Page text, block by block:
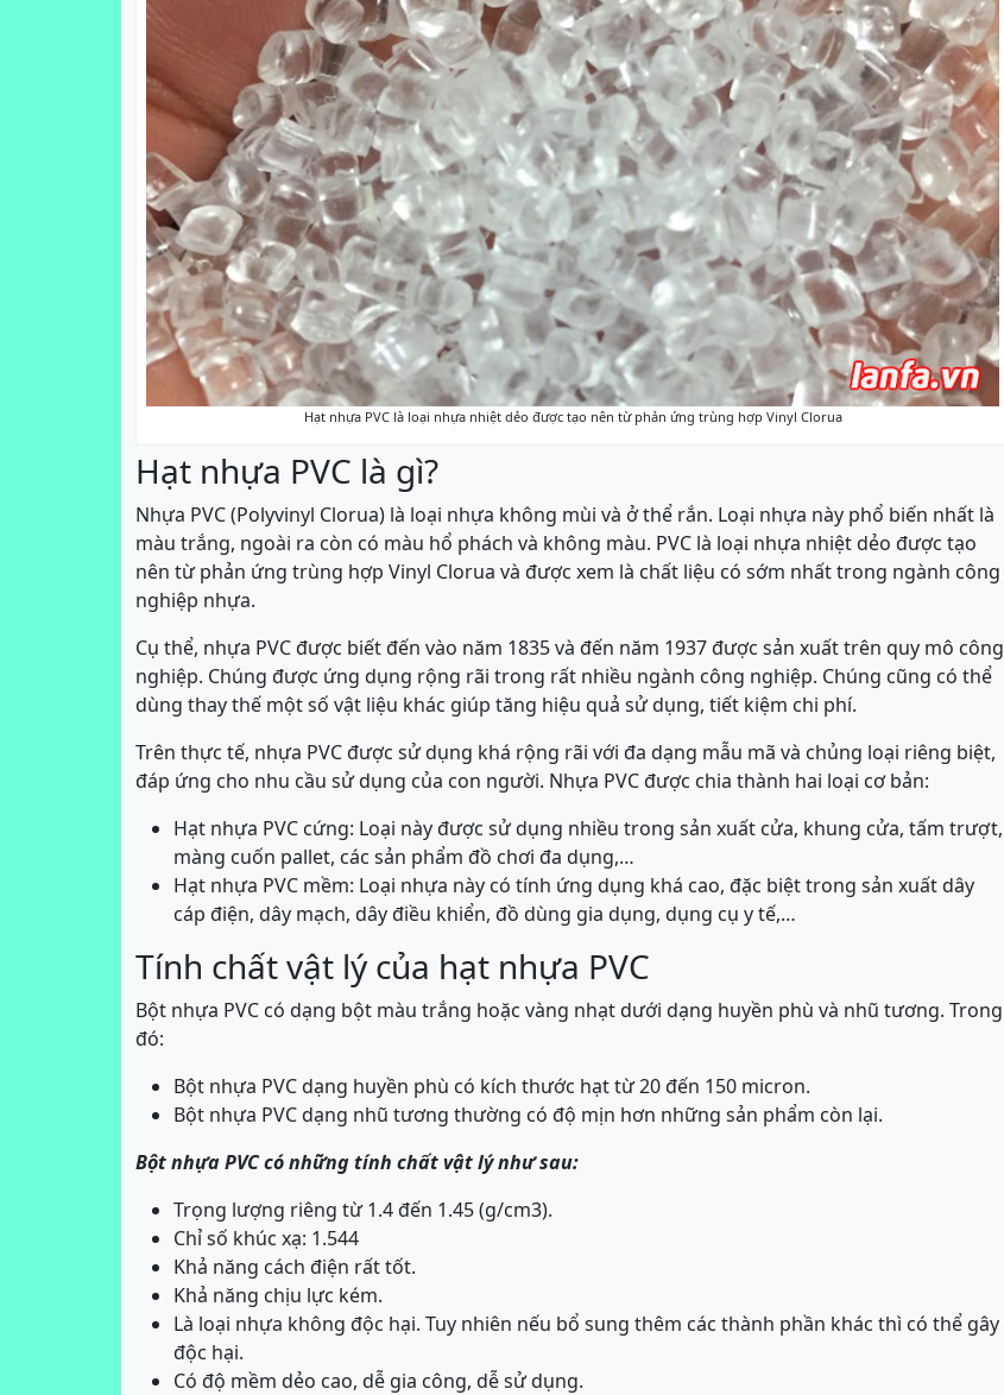
Hạt nhựa PVC là loại nhựa nhiệt dẻo được tạo nên từ phản ứng trùng hợp Vinyl Clorua
Hạt nhựa PVC là gì?
Nhựa PVC (Polyvinyl Clorua) là loại nhựa không mùi và ở thể rắn. Loại nhựa này phổ biến nhất là
màu trắng, ngoài ra còn có màu hổ phách và không màu. PVC là loại nhựa nhiệt dẻo được tạo
nên từ phản ứng trùng hợp Vinyl Clorua và được xem là chất liệu có sớm nhất trong ngành công
nghiệp nhựa.
Cụ thể, nhựa PVC được biết đến vào năm 1835 và đến năm 1937 được sản xuất trên quy mô công
nghiệp. Chúng được ứng dụng rộng rãi trong rất nhiều ngành công nghiệp. Chúng cũng có thể
dùng thay thế một số vật liệu khác giúp tăng hiệu quả sử dụng, tiết kiệm chi phí.
Trên thực tế, nhựa PVC được sử dụng khá rộng rãi với đa dạng mẫu mã và chủng loại riêng biệt,
đáp ứng cho nhu cầu sử dụng của con người. Nhựa PVC được chia thành hai loại cơ bản:
Hạt nhựa PVC cứng: Loại này được sử dụng nhiều trong sản xuất cửa, khung cửa, tấm trượt,
màng cuốn pallet, các sản phẩm đồ chơi đa dụng,…
Hạt nhựa PVC mềm: Loại nhựa này có tính ứng dụng khá cao, đặc biệt trong sản xuất dây
cáp điện, dây mạch, dây điều khiển, đồ dùng gia dụng, dụng cụ y tế,…
Tính chất vật lý của hạt nhựa PVC
Bột nhựa PVC có dạng bột màu trắng hoặc vàng nhạt dưới dạng huyền phù và nhũ tương. Trong
đó:
Bột nhựa PVC dạng huyền phù có kích thước hạt từ 20 đến 150 micron.
Bột nhựa PVC dạng nhũ tương thường có độ mịn hơn những sản phẩm còn lại.
Bột nhựa PVC có những tính chất vật lý như sau:
Trọng lượng riêng từ 1.4 đến 1.45 (g/cm3).
Chỉ số khúc xạ: 1.544
Khả năng cách điện rất tốt.
Khả năng chịu lực kém.
Là loại nhựa không độc hại. Tuy nhiên nếu bổ sung thêm các thành phần khác thì có thể gây
độc hại.
Có độ mềm dẻo cao, dễ gia công, dễ sử dụng.